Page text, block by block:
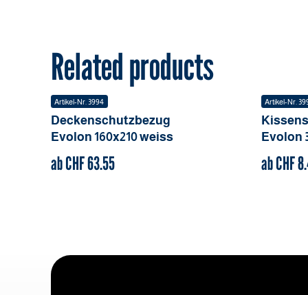
Related products
Artikel-Nr. 3994
Deckenschutzbezug
Evolon 160x210weiss
ab CHF63.55
Artikel-Nr.
Evolon
ab CHF